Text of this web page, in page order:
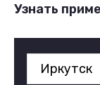
Узнать